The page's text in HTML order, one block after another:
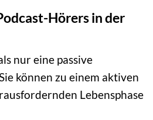
Hörers in der
nur eine passive
können zu einem aktiven
Lebensphase